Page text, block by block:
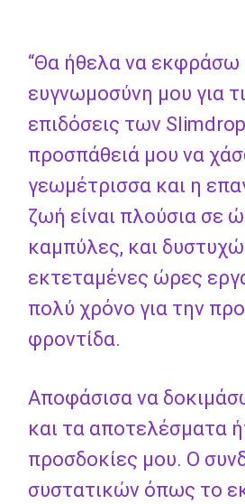
“Θα ήθελα να εκφράσω
ευγνωμοσύνη μου για
επιδόσεις των
προσπάθειά μου να
γεωμέτρισσα και η
ζωή είναι πλούσια σε
καμπύλες, και
εκτεταμένες ώρες
πολύ χρόνο για την
φροντίδα.
Αποφάσισα να
και τα αποτελέσματα
προσδοκίες μου. Ο
συστατικών όπως το